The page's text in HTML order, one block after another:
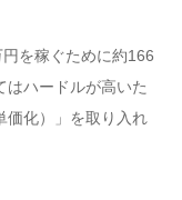
を稼ぐために約166
はハードルが高いた
価化）」を取り入れ